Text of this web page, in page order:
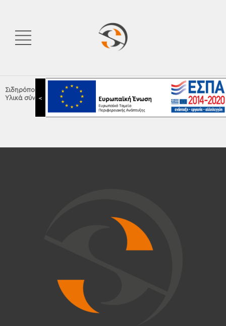
<
Σιδηρόπουλος Α.Ε.| Ηλεκτρολογικό υλικό
Υλικά σύνδεσης - στήριξης
Προστασία καλωδίων